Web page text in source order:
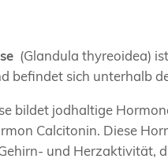
(Glandula thyreoidea)
befindet sich unterhalb
bildet jodhaltige
Calcitonin. Diese
und Herzaktivität,